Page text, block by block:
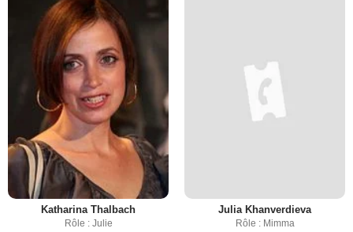
Katharina Thalbach
Rôle : Julie
Julia Khanverdieva
Rôle : Mimma